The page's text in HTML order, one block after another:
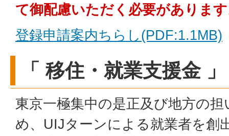
て御配慮いただく必要がありま
登録申請案内ちらし(PDF:1.1MB)
「 移住・就業支援金
東京一極集中の是正及び地方の
め、UIJターンによる就業者を創